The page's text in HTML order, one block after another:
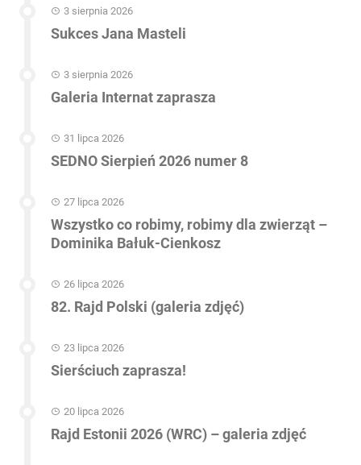
3 sierpnia 2026
Sukces Jana Masteli
3 sierpnia 2026
Galeria Internat zaprasza
31 lipca 2026
SEDNO Sierpień 2026 numer 8
27 lipca 2026
Wszystko co robimy, robimy dla zwierząt –
Dominika Bałuk-Cienkosz
26 lipca 2026
82. Rajd Polski (galeria zdjęć)
23 lipca 2026
Sierściuch zaprasza!
20 lipca 2026
Rajd Estonii 2026 (WRC) – galeria zdjęć